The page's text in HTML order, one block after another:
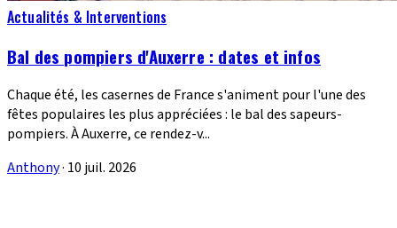
Actualités & Interventions
Bal des pompiers d'Auxerre : dates et infos
Chaque été, les casernes de France s'animent pour l'une des
fêtes populaires les plus appréciées : le bal des sapeurs-
pompiers. À Auxerre, ce rendez-v...
Anthony· 10 juil. 2026